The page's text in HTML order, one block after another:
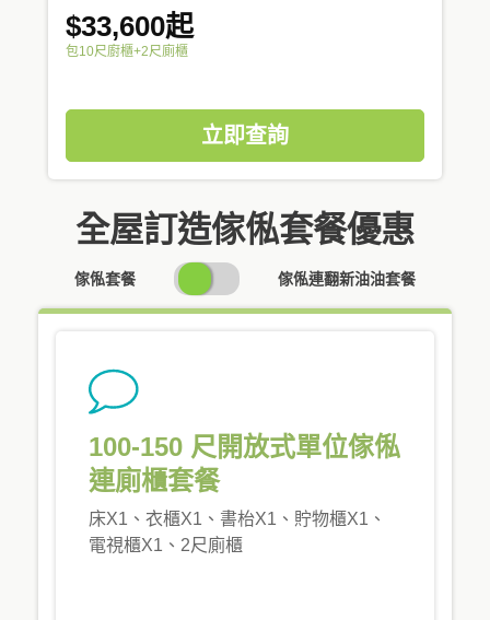
$33,600起
包10尺廚櫃+2尺廁櫃
立即查詢
全屋訂造傢俬套餐優惠
傢俬套餐
SWITCH
PRICING
傢俬連翻新油油套餐
100-150 尺開放式單位傢俬
連廁櫃套餐
床X1、衣櫃X1、書枱X1、貯物櫃X1、
電視櫃X1、2尺廁櫃